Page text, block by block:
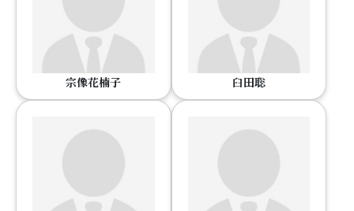
宗像花楠子 臼田聡